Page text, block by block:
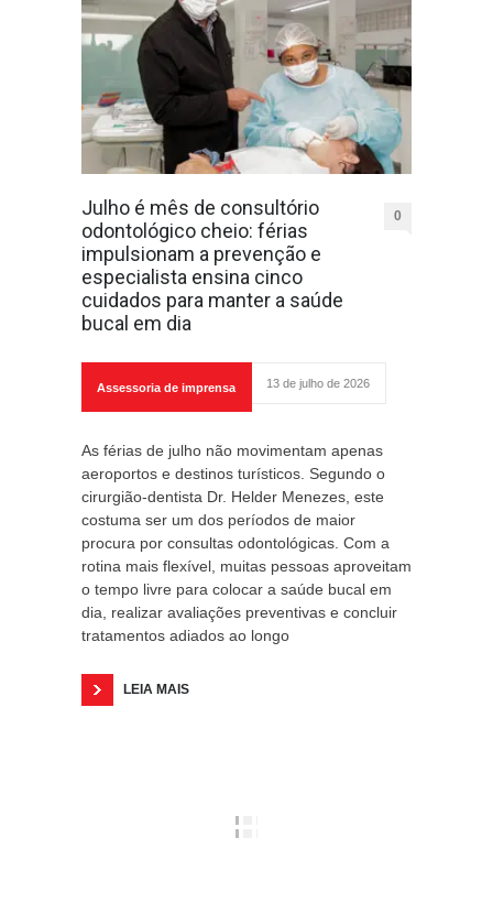
Julho é mês de consultório
odontológico cheio: férias
impulsionam a prevenção e
especialista ensina cinco
cuidados para manter a saúde
bucal em dia
0
Assessoria de imprensa 13 de julho de 2026
As férias de julho não movimentam apenas
aeroportos e destinos turísticos. Segundo o
cirurgião-dentista Dr. Helder Menezes, este
costuma ser um dos períodos de maior
procura por consultas odontológicas. Com a
rotina mais flexível, muitas pessoas aproveitam
o tempo livre para colocar a saúde bucal em
dia, realizar avaliações preventivas e concluir
tratamentos adiados ao longo
LEIA MAIS